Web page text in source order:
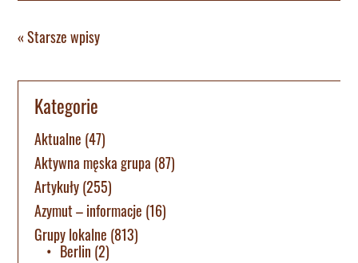
« Starsze wpisy
Kategorie
Aktualne (47)
Aktywna męska grupa (87)
Artykuły(255)
Azymut – informacje (16)
Grupy lokalne (813)
Berlin (2)